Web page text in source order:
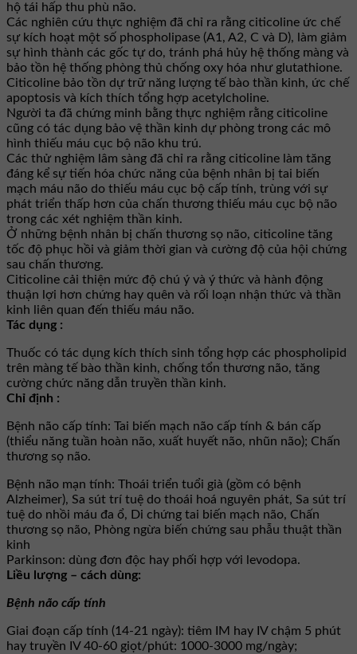
hộ tái hấp thu phù não.
Các nghiên cứu thực nghiệm đã chỉ ra rằng citicoline ức chế
sự kích hoạt một số phospholipase (A1, A2, C và D), làm giảm
sự hình thành các gốc tự do, tránh phá hủy hệ thống màng và
bảo tồn hệ thống phòng thủ chống oxy hóa như glutathione.
Citicoline bảo tồn dự trữ năng lượng tế bào thần kinh, ức chế
apoptosis và kích thích tổng hợp acetylcholine.
Người ta đã chứng minh bằng thực nghiệm rằng citicoline
cũng có tác dụng bảo vệ thần kinh dự phòng trong các mô
hình thiếu máu cục bộ não khu trú.
Các thử nghiệm lâm sàng đã chỉ ra rằng citicoline làm tăng
đáng kể sự tiến hóa chức năng của bệnh nhân bị tai biến
mạch máu não do thiếu máu cục bộ cấp tính, trùng với sự
phát triển thấp hơn của chấn thương thiếu máu cục bộ não
trong các xét nghiệm thần kinh.
Ở những bệnh nhân bị chấn thương sọ não, citicoline tăng
tốc độ phục hồi và giảm thời gian và cường độ của hội chứng
sau chấn thương.
Citicoline cải thiện mức độ chú ý và ý thức và hành động
thuận lợi hơn chứng hay quên và rối loạn nhận thức và thần
kinh liên quan đến thiếu máu não.
Tác dụng :
Thuốc có tác dụng kích thích sinh tổng hợp các phospholipid
trên màng tế bào thần kinh, chống tổn thương não, tăng
cường chức năng dẫn truyền thần kinh.
Chỉ định :
Bệnh não cấp tính: Tai biến mạch não cấp tính & bán cấp
(thiểu năng tuần hoàn não, xuất huyết não, nhũn não); Chấn
thương sọ não.
Bệnh não mạn tính: Thoái triển tuổi già (gồm có bệnh
Alzheimer), Sa sút trí tuệ do thoái hoá nguyên phát, Sa sút trí
tuệ do nhồi máu đa ổ, Di chứng tai biến mạch não, Chấn
thương sọ não, Phòng ngừa biến chứng sau phẫu thuật thần
kinh
Parkinson: dùng đơn độc hay phối hợp với levodopa.
Liều lượng – cách dùng:
Bệnh não cấp tính
Giai đoạn cấp tính (14-21 ngày): tiêm IM hay IV chậm 5 phút
hay truyền IV 40-60 giọt/phút: 1000-3000 mg/ngày;